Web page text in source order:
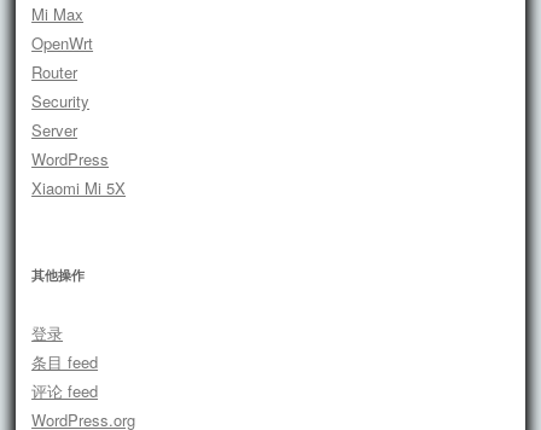
Mi Max
OpenWrt
Router
Security
Server
WordPress
Xiaomi Mi 5X
其他操作
登录
条目 feed
评论 feed
WordPress.org